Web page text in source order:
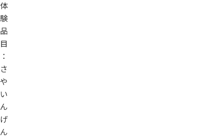
体
験
品
目
：
さ
や
い
ん
げ
ん